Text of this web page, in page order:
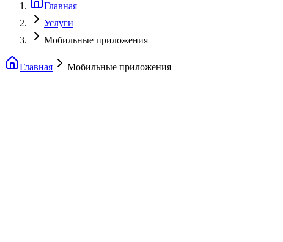
Главная
Услуги
Мобильные приложения
Главная Мобильные приложения